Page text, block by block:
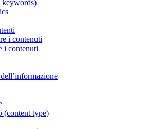
keywords)
i contenuti
i contenuti
(content type)